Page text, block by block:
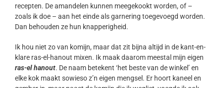
recepten. De amandelen kunnen meegekookt worden, of –
zoals ik doe – aan het einde als garnering toegevoegd worden.
Dan behouden ze hun knapperigheid.
Ik hou niet zo van komijn, maar dat zit bijna altijd in de kant-en-
klare ras-el-hanout mixen. Ik maak daarom meestal mijn eigen
ras-el hanout. De naam betekent ‘het beste van de winkel’ en
elke kok maakt sowieso z’n eigen mengsel. Er hoort kaneel en